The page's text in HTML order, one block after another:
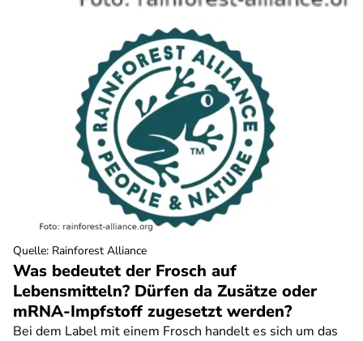
Was bedeutet der Frosch auf
Lebensmitteln? Dürfen da Zusätze oder
mRNA-Impfstoff zugesetzt werden?
Bei dem Label mit einem Frosch handelt es sich um das
Quelle: Rainforest Alliance